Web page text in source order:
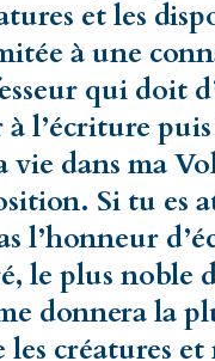
et les
à une
qui doit
à l’écriture
vie dans ma
Si tu es
l’honneur
le plus
donnera la
les créatures